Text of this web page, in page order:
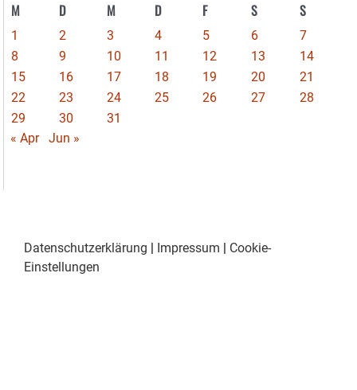
M D M D F S S
1 2 3 4 5 6
7
8
9 10 11 12 13
14
15
16 17 18 19 20
21
22
23 24 25 26 27
28
29
30
31
« Apr
Jun »
Datenschutzerklärung Impressum
Cookie-
Einstellungen